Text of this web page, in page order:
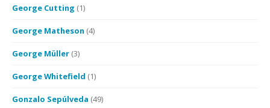
George Cutting (1)
George Matheson (4)
George Müller (3)
George Whitefield (1)
Gonzalo Sepúlveda (49)